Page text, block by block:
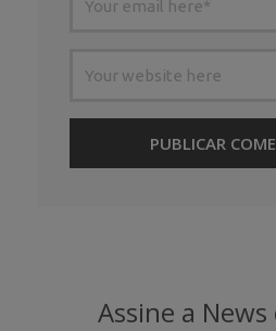
Assine a News